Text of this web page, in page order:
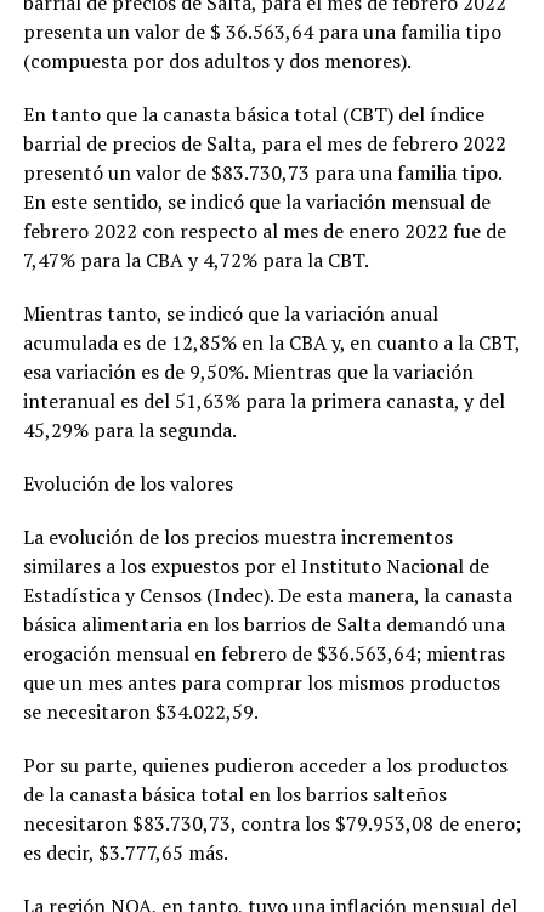
presenta un valor de $ 36.563,64 para una familia tipo
(compuesta por dos adultos y dos menores).
En tanto que la canasta básica total (CBT) del índice
barrial de precios de Salta, para el mes de febrero 2022
presentó un valor de $83.730,73 para una familia tipo.
En este sentido, se indicó que la variación mensual de
febrero 2022 con respecto al mes de enero 2022 fue de
7,47% para la CBA y 4,72% para la CBT.
Mientras tanto, se indicó que la variación anual
acumulada es de 12,85% en la CBA y, en cuanto a la CBT,
esa variación es de 9,50%. Mientras que la variación
interanual es del 51,63% para la primera canasta, y del
45,29% para la segunda.
Evolución de los valores
La evolución de los precios muestra incrementos
similares a los expuestos por el Instituto Nacional de
Estadística y Censos (Indec). De esta manera, la canasta
básica alimentaria en los barrios de Salta demandó una
erogación mensual en febrero de $36.563,64; mientras
que un mes antes para comprar los mismos productos
se necesitaron $34.022,59.
Por su parte, quienes pudieron acceder a los productos
de la canasta básica total en los barrios salteños
necesitaron $83.730,73, contra los $79.953,08 de enero;
es decir, $3.777,65 más.
La región NOA, en tanto, tuvo una inflación mensual del